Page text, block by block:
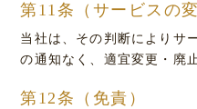
第11条（サービスの
当社は、その判断によりサ
の通知なく、適宜変更・廃
第12条（免責）